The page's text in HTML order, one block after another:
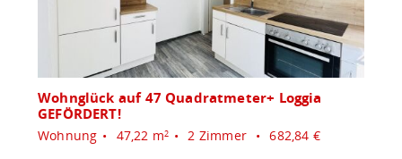
Wohnglück auf 47 Quadratmeter+ Loggia
GEFÖRDERT!
Wohnung 47,22 m2 2 Zimmer 682,84 €